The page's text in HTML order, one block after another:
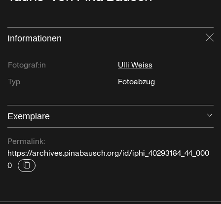
Informationen
Fotograf:in
Ulli Weiss
Typ
Fotoabzug
Exemplare
Permalink:
https://archives.pinabausch.org/id/iphi_40293184_44_000
0